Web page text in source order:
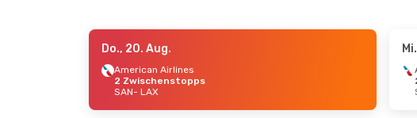
- Mo., 24. Aug.
2 Zwischenstopps
Do., 20. Aug.
American Airlines
2 Zwischenstopps
SAN- LAX